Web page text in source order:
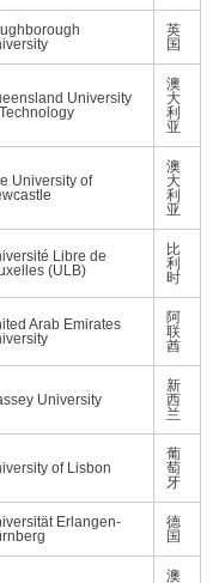
英
国
University
澳
大
利
亚
University of
澳
大
利
亚
Libre de
(ULB)
比
利
时
Arab Emirates
阿
联
酋
University
新
西
兰
of Lisbon
葡
萄
牙
Erlangen-
德
国
澳